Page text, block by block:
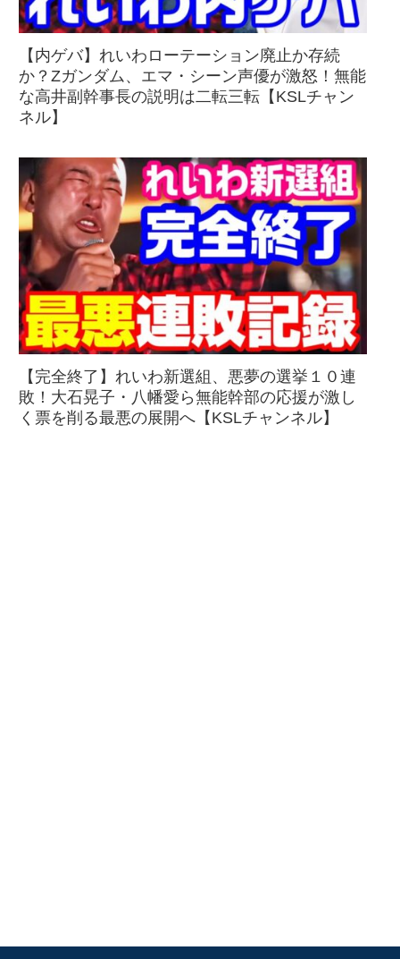
【内ゲバ】れいわローテーション廃止か存続
か？Zガンダム、エマ・シーン声優が激怒！無能
な高井副幹事長の説明は二転三転【KSLチャン
ネル】
【完全終了】れいわ新選組、悪夢の選挙１０連
敗！大石晃子・八幡愛ら無能幹部の応援が激し
く票を削る最悪の展開へ【KSLチャンネル】